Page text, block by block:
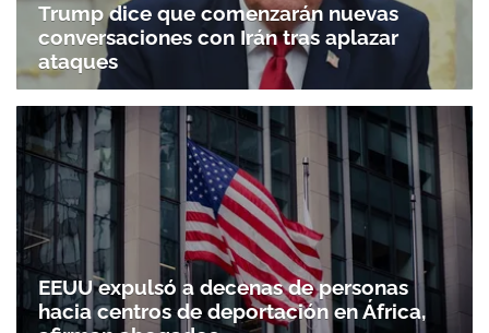
Trump dice que comenzarán nuevas
conversaciones con Irán tras aplazar
ataques
EEUU expulsó a decenas de personas
hacia centros de deportación en África,